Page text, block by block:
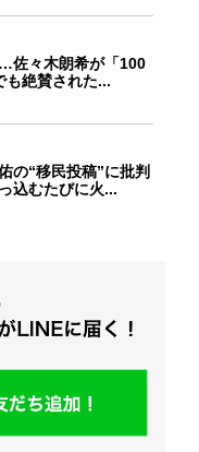
佐々木朗希が「100
も絶賛された...
の“移民投稿”に批判
込むたびに火...